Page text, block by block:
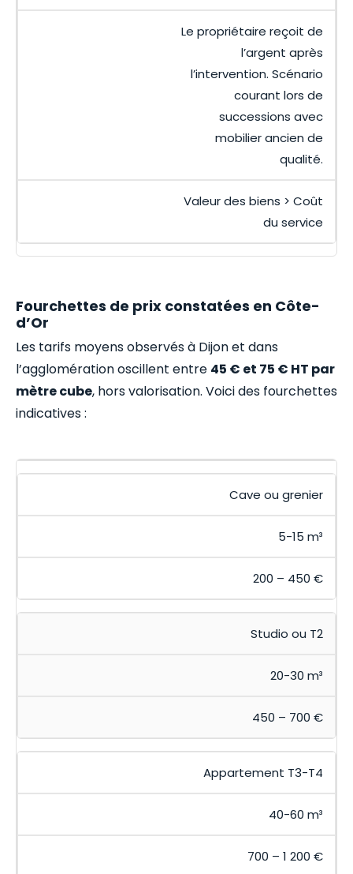
Le propriétaire reçoit de
l’argent après
l’intervention. Scénario
courant lors de
successions avec
mobilier ancien de
qualité.
Valeur des biens > Coût
du service
Fourchettes de prix constatées en Côte-
d’Or
Les tarifs moyens observés à Dijon et dans
l’agglomération oscillent entre 45 € et 75 € HT par
mètre cube, hors valorisation. Voici des fourchettes
indicatives :
Cave ou grenier
5-15 m³
200 – 450 €
Studio ou T2
20-30 m³
450 – 700 €
Appartement T3-T4
40-60 m³
700 – 1 200 €